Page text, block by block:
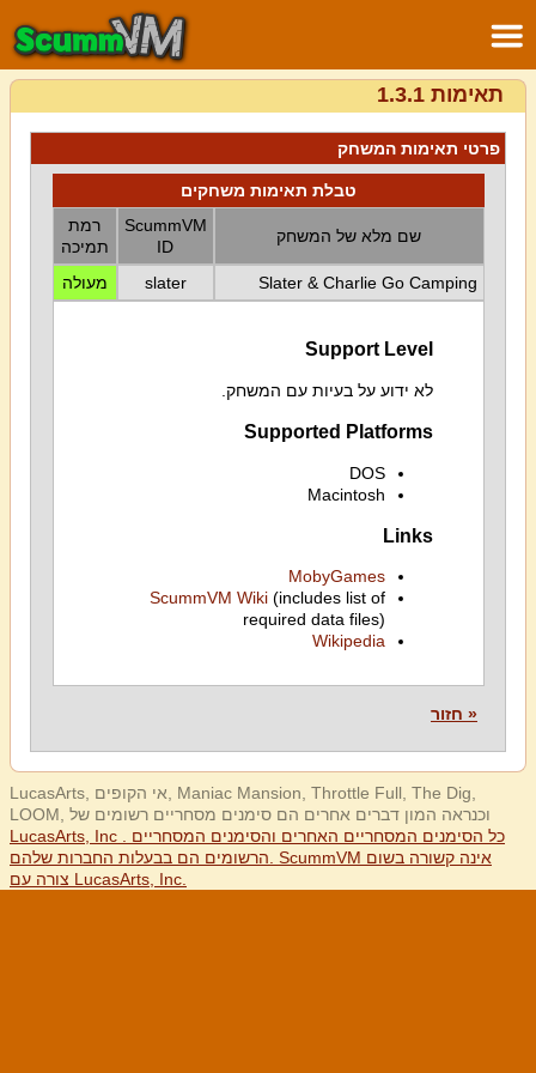
תאימות 1.3.1
פרטי תאימות המשחק
טבלת תאימות משחקים
שם מלא של המשחק
ScummVM
ID
רמת
תמיכה
Slater & Charlie Go Camping
slater מעולה
Support Level
לא ידוע על בעיות עם המשחק.
Supported Platforms
DOS
Macintosh
Links
MobyGames
ScummVM Wiki(includes list of
required data files)
Wikipedia
« חזור
LucasArts, אי הקופים, Maniac Mansion, Throttle Full, The Dig,
LOOM, וכנראה המון דברים אחרים הם סימנים מסחריים רשומים של
LucasArts, Inc . כל הסימנים המסחריים האחרים והסימנים המסחריים
הרשומים הם בבעלות החברות שלהם. ScummVM אינה קשורה בשום
צורה עם LucasArts, Inc.